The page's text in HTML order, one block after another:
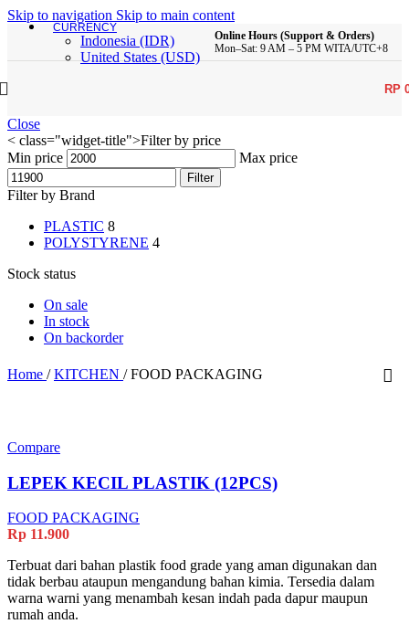
Skip to navigation Skip to main content
CURRENCY
Indonesia (IDR)
United States (USD)
Online Hours (Support & Orders)
Mon–Sat: 9 AM – 5 PM WITA/UTC+8
RP
Close
< class="widget-title">Filter by price
Min price
Max price
Filter
Filter by Brand
PLASTIC 8
POLYSTYRENE 4
Stock status
On sale
In stock
On backorder
Home / KITCHEN / FOOD PACKAGING
Compare
LEPEK KECIL PLASTIK (12PCS)
FOOD PACKAGING
Rp 11.900
Terbuat dari bahan plastik food grade yang aman digunakan dan
tidak berbau ataupun mengandung bahan kimia. Tersedia dalam
warna warni yang menambah kesan indah pada dapur maupun
rumah anda.